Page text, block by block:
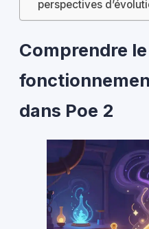
perspectives
Comprendre le
dans Poe 2